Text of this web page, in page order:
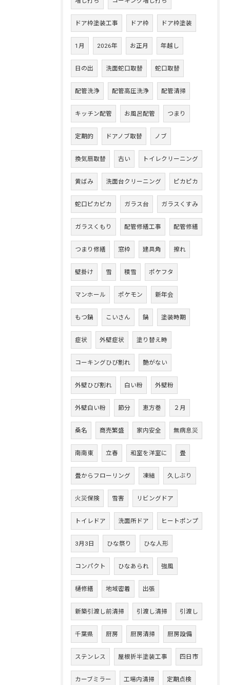
ドア枠塗装工事 ドア枠 ドア枠塗装
1月 2026年 お正月 年越し
日の出 洗面蛇口取替 蛇口取替
配管洗浄 配管高圧洗浄 配管清掃
キッチン配管 お風呂配管 つまり
定期的 ドアノブ取替 ノブ
換気扇取替 古い トイレクリーニング
黄ばみ 洗面台クリーニング ピカピカ
蛇口ピカピカ ガラス台 ガラスくすみ
ガラスくもり 配管修繕工事 配管修繕
つまり修繕 窓枠 建具角 擦れ
壁掛け 雪 積雪 ポケフタ
マンホール ポケモン 新年会
もつ鍋 こいさん 鍋 塗装時期
症状 外壁症状 塗り替え時
コーキングひび割れ 艶がない
外壁ひび割れ 白い粉 外壁粉
外壁白い粉 節分 恵方巻 ２月
桑名 商売繁盛 家内安全 無病息災
南南東 立春 和室を洋室に 畳
畳からフローリング 凍結 久しぶり
火災保険 雪害 リビングドア
トイレドア 洗面所ドア ヒートポンプ
3月3日 ひな祭り ひな人形
コンパクト ひなあられ 強風
樋修繕 地域密着 出張
新築引渡し前清掃 引渡し清掃 引渡し
千葉県 厨房 厨房清掃 厨房設備
ステンレス 屋根折半塗装工事 四日市
カーブミラー 工場内清掃 定期点検